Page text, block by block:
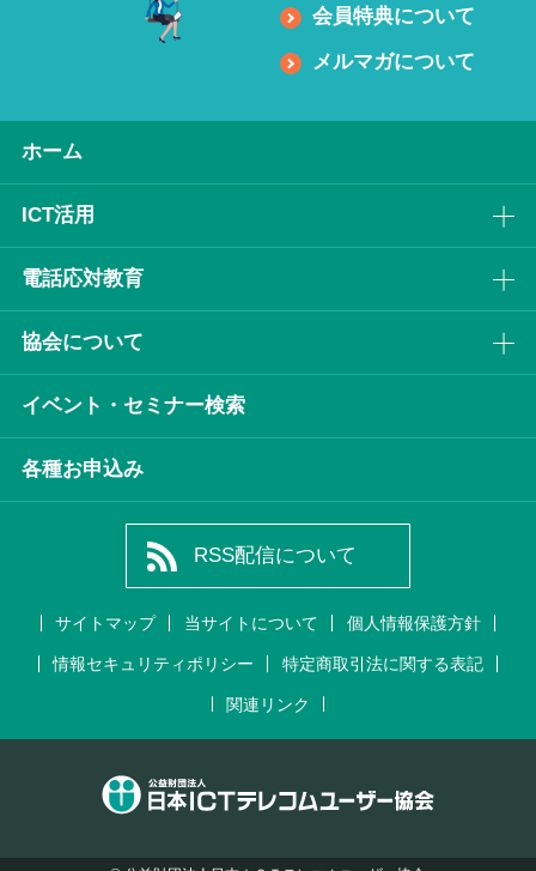
会員特典について
メルマガについて
ホーム
ICT活⽤
電話応対教育
協会について
イベント・セミナー検索
各種お申込み
RSS配信について
サイトマップ 当サイトについて 個人情報保護方針
情報セキュリティポリシー 特定商取引法に関する表記
関連リンク